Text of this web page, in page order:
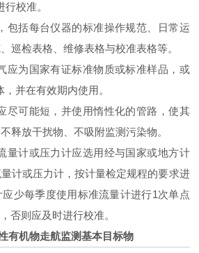
校准。
包括每台仪器的标准操作规范、日常运
巡检表格、维修表格与校准表格等。
应为国家有证标准物质或标准样品，或
并在有效期内使用。
尽可能短，并使用惰性化的管路，使其
释放干扰物、不吸附监测污染物。
量计或压力计应选用经与国家或地方计
计或压力计，按计量检定规程的要求进
少每季度使用标准流量计进行1次单点
否则应及时进行校准。
有机物走航监测基本目标物